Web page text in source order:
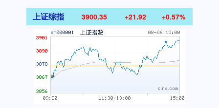
上证综指 3900.35 +21.92 +0.57%